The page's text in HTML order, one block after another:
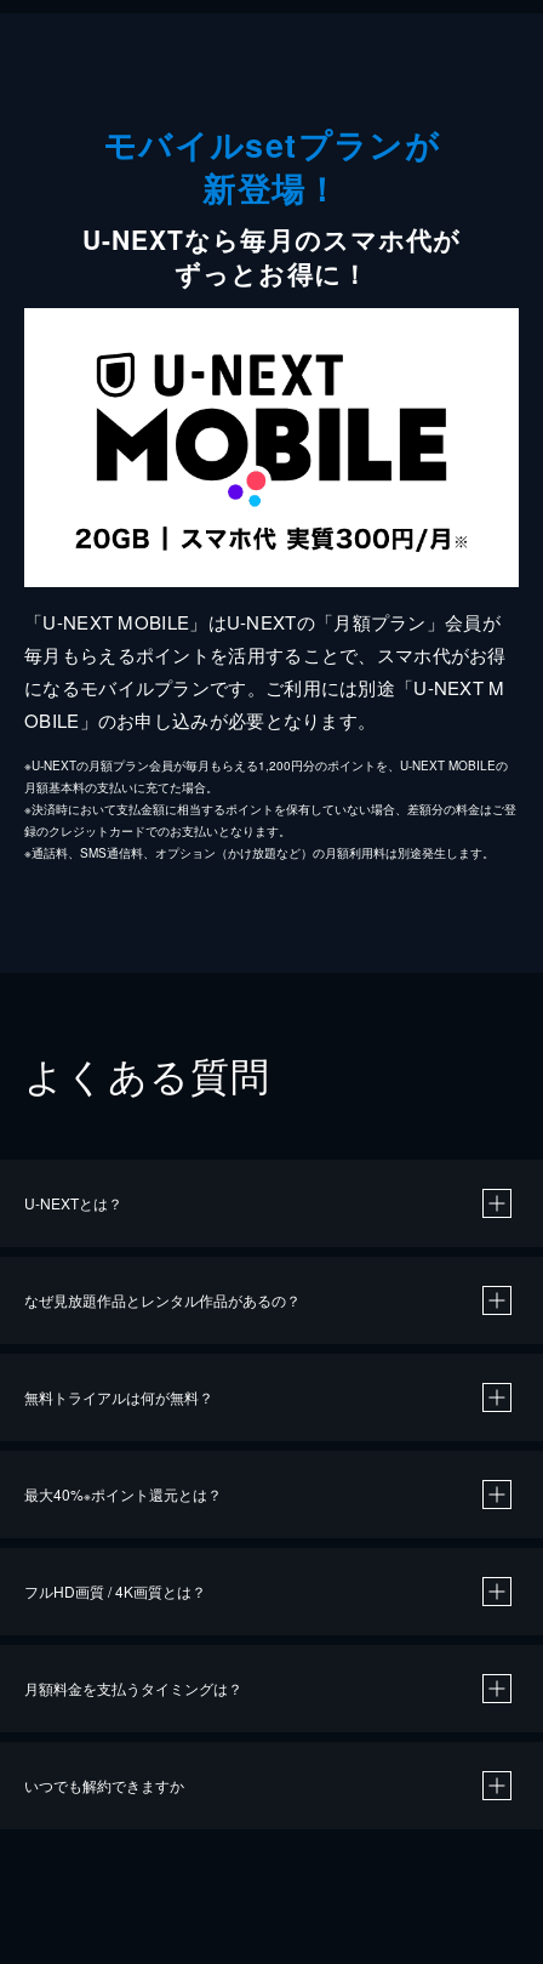
モバイルsetプランが
新登場！
U-NEXTなら毎月のスマホ代が
ずっとお得に！
「U-NEXT MOBILE」はU-NEXTの「月額プラン」会員が
毎月もらえるポイントを活用することで、スマホ代がお得
になるモバイルプランです。ご利用には別途「U-NEXT M
OBILE」のお申し込みが必要となります。
※U-NEXTの月額プラン会員が毎月もらえる1,200円分のポイントを、U-NEXT MOBILEの
月額基本料の支払いに充てた場合。
※決済時において支払金額に相当するポイントを保有していない場合、差額分の料金はご登
録のクレジットカードでのお支払いとなります。
※通話料、SMS通信料、オプション（かけ放題など）の月額利用料は別途発生します。
よくある質問
U-NEXTとは？
なぜ見放題作品とレンタル作品があるの？
無料トライアルは何が無料？
最大40%※ポイント還元とは？
※40％ポイント還元の対象は、クレジットカード決済による作品の購入 / レンタルです。
iOSアプリのUコイン決済による作品の購入 / レンタルは、20％のポイント還元です。
フルHD画質 / 4K画質とは？
月額料金を支払うタイミングは？
いつでも解約できますか